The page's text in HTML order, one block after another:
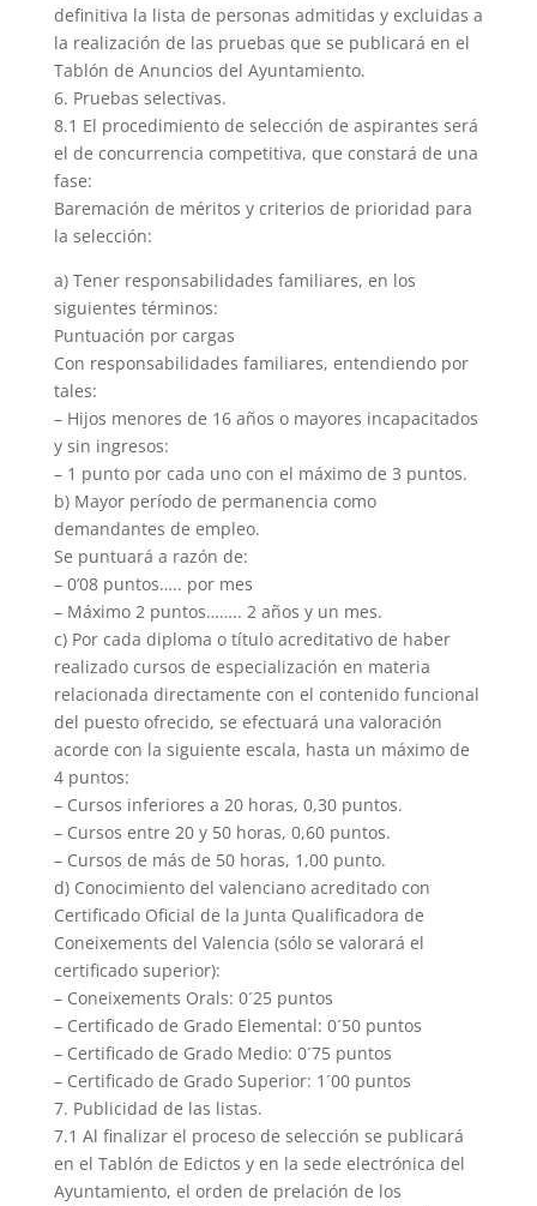
definitiva la lista de personas admitidas y excluidas a
la realización de las pruebas que se publicará en el
Tablón de Anuncios del Ayuntamiento.
6. Pruebas selectivas.
8.1 El procedimiento de selección de aspirantes será
el de concurrencia competitiva, que constará de una
fase:
Baremación de méritos y criterios de prioridad para
la selección:
a) Tener responsabilidades familiares, en los
siguientes términos:
Puntuación por cargas
Con responsabilidades familiares, entendiendo por
tales:
– Hijos menores de 16 años o mayores incapacitados
y sin ingresos:
– 1 punto por cada uno con el máximo de 3 puntos.
b) Mayor período de permanencia como
demandantes de empleo.
Se puntuará a razón de:
– 0’08 puntos….. por mes
– Máximo 2 puntos…….. 2 años y un mes.
c) Por cada diploma o título acreditativo de haber
realizado cursos de especialización en materia
relacionada directamente con el contenido funcional
del puesto ofrecido, se efectuará una valoración
acorde con la siguiente escala, hasta un máximo de
4 puntos:
– Cursos inferiores a 20 horas, 0,30 puntos.
– Cursos entre 20 y 50 horas, 0,60 puntos.
– Cursos de más de 50 horas, 1,00 punto.
d) Conocimiento del valenciano acreditado con
Certificado Oficial de la Junta Qualificadora de
Coneixements del Valencia (sólo se valorará el
certificado superior):
– Coneixements Orals: 0´25 puntos
– Certificado de Grado Elemental: 0´50 puntos
– Certificado de Grado Medio: 0´75 puntos
– Certificado de Grado Superior: 1´00 puntos
7. Publicidad de las listas.
7.1 Al finalizar el proceso de selección se publicará
en el Tablón de Edictos y en la sede electrónica del
Ayuntamiento, el orden de prelación de los